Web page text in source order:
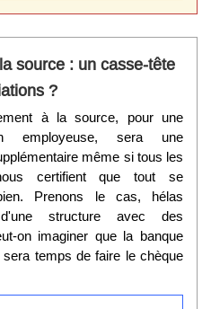
source : un casse-tête
?
à la source, pour une
employeuse, sera une
même si tous les
certifient que tout se
Prenons le cas, hélas
structure avec des
on imaginer que la banque
temps de faire le chèque